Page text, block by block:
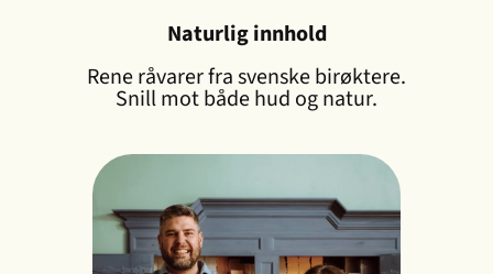
Naturlig innhold
Rene råvarer fra svenske birøktere.
Snill mot både hud og natur.